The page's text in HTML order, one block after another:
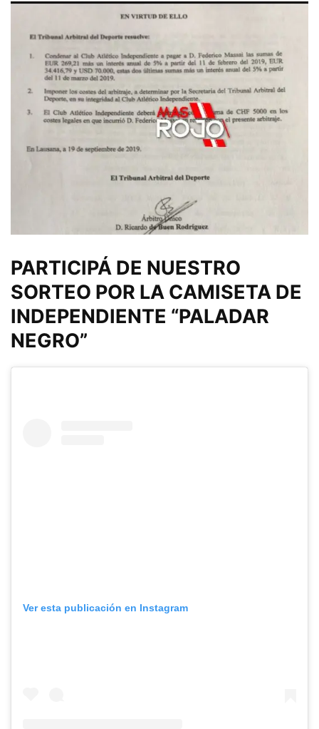
PARTICIPÁ DE NUESTRO
SORTEO POR LA CAMISETA DE
INDEPENDIENTE “PALADAR
NEGRO”
Ver esta publicación en Instagram